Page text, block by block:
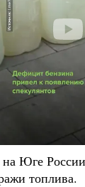
на Юге
топлива.